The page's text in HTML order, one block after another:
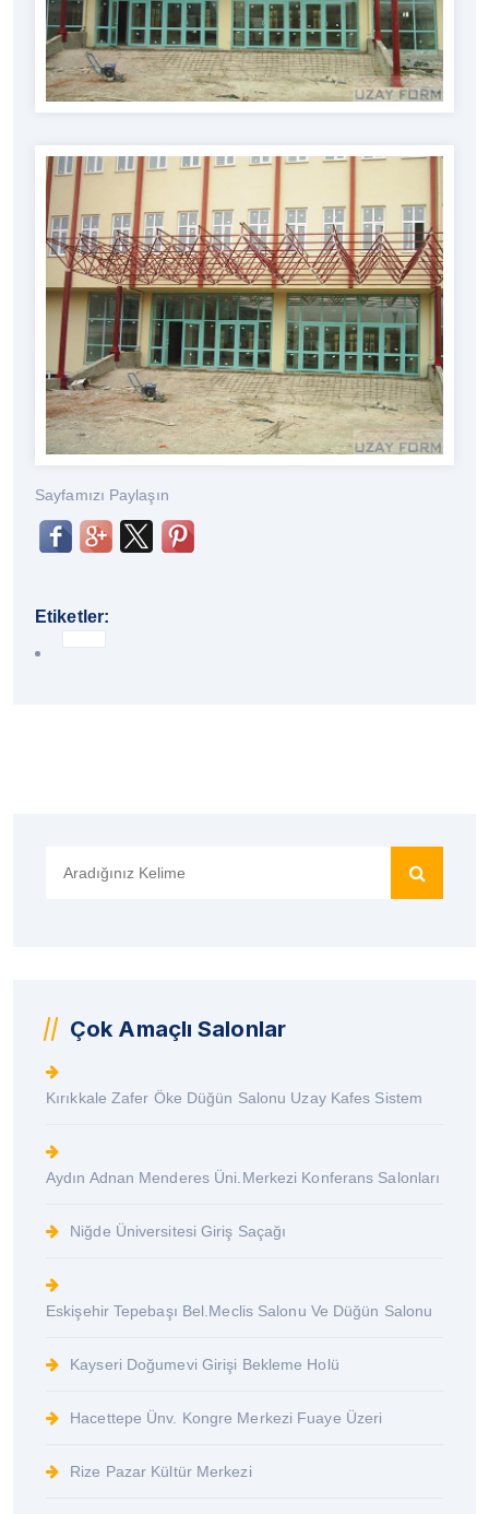
Sayfamızı Paylaşın
Etiketler:
Çok Amaçlı Salonlar
Kırıkkale Zafer Öke Düğün Salonu Uzay Kafes Sistem
Aydın Adnan Menderes Üni.Merkezi Konferans Salonları
Niğde Üniversitesi Giriş Saçağı
Eskişehir Tepebaşı Bel.Meclis Salonu Ve Düğün Salonu
Kayseri Doğumevi Girişi Bekleme Holü
Hacettepe Ünv. Kongre Merkezi Fuaye Üzeri
Rize Pazar Kültür Merkezi